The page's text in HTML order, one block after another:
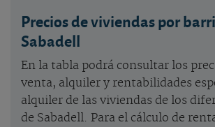
Precios de viviendas por
Sabadell
En la tabla podrá consultar los
venta, alquiler y rentabilidades
alquiler de las viviendas de los
de Sabadell. Para el cálculo de